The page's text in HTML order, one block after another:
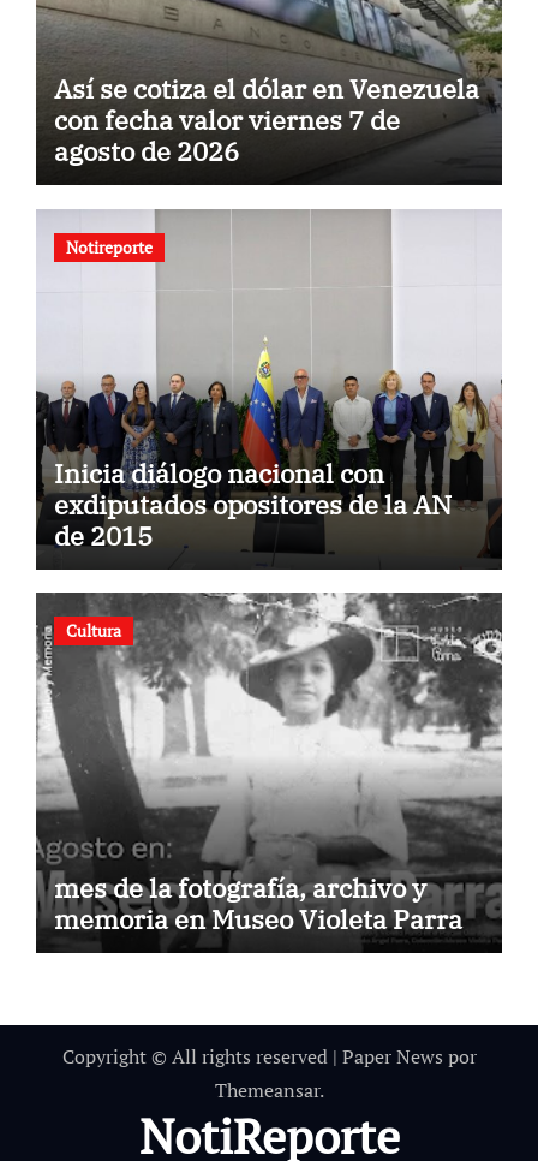
Así se cotiza el dólar en Venezuela
con fecha valor viernes 7 de
agosto de 2026
Notireporte
Inicia diálogo nacional con
exdiputados opositores de la AN
de 2015
Cultura
mes de la fotografía, archivo y
memoria en Museo Violeta Parra
Copyright © All rights reserved | Paper News por
Themeansar.
NotiReporte